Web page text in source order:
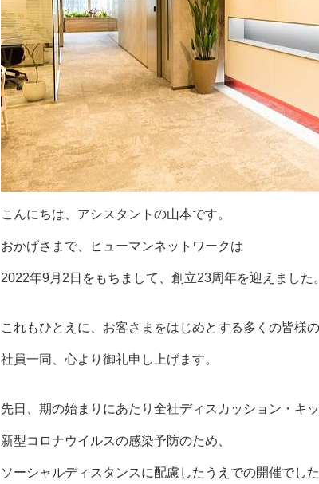
こんにちは、アシスタントの山本です。
おかげさまで、ヒューマンネットワークは
2022年9月2日をもちまして、創立23周年を迎えました。
これもひとえに、お客さまをはじめとする多くの皆様
社員一同、心より御礼申し上げます。
先日、期の始まりにあたり全社ディスカッション・キ
新型コロナウイルスの感染予防のため、
ソーシャルディスタンスに配慮したうえでの開催でした